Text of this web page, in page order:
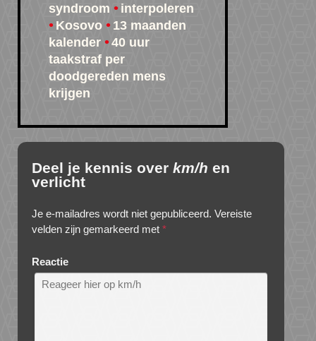
syndroom
interpoleren
Kosovo
13 maanden
kalender
40 uur
taakstraf per
doodgereden mens
krijgen
Deel je kennis over km/h en
verlicht
Je e-mailadres wordt niet gepubliceerd. Vereiste
velden zijn gemarkeerd met *
Reactie